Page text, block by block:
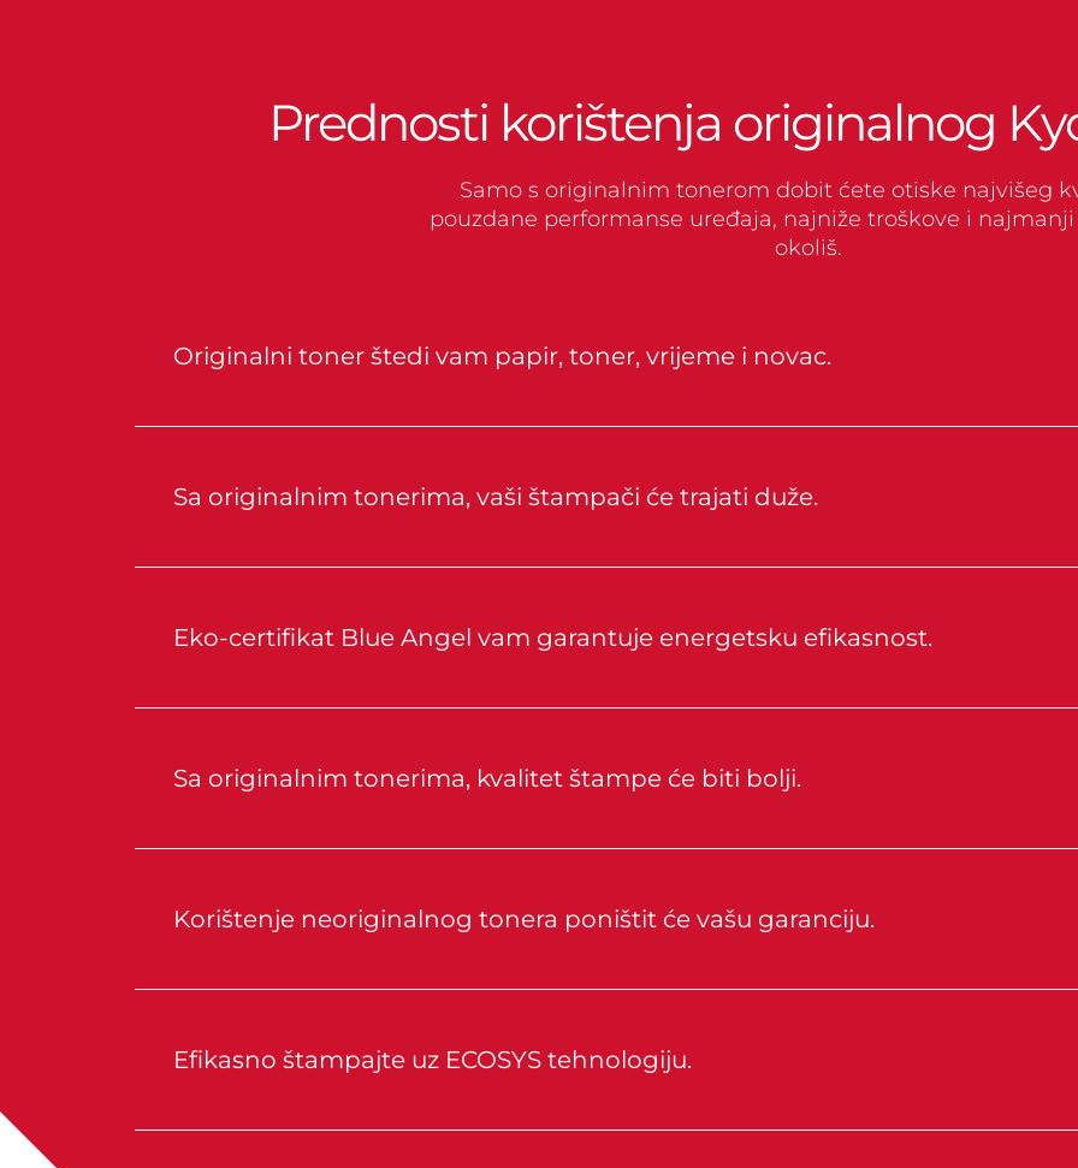
Prednosti korištenja originalnog
Samo s originalnim tonerom dobit ćete otiske najvišeg
pouzdane performanse uređaja, najniže troškove i
okoliš.
Originalni toner štedi vam papir, toner, vrijeme i novac.
Sa originalnim tonerima, vaši štampači će trajati duže.
Eko-certifikat Blue Angel vam garantuje energetsku efikasnost.
Sa originalnim tonerima, kvalitet štampe će biti bolji.
Korištenje neoriginalnog tonera poništit će vašu garanciju.
Efikasno štampajte uz ECOSYS tehnologiju.